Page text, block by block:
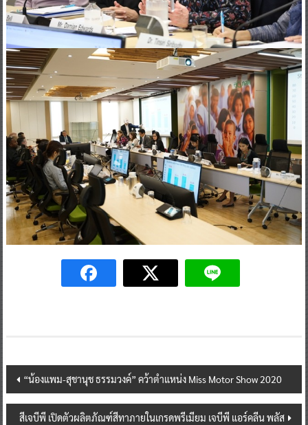
Post
navigation
“น้องแพม-สุชานุช ธรรมวงค์” คว้าตำแหน่ง Miss Motor Show 2020
สีเจบีพี เปิดตัวผลิตภัณฑ์สีทาภายในเกรดพรีเมียม เจบีพี แอร์คลีน พลัส